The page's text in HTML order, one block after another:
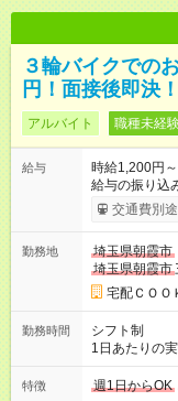
３輪バイクでの
円！面接後即決
アルバイト 職種未経
給与
時給1,200円～
給与の振り込み日
考慮の上、加給・優遇
試用期間の
交通費別
勤務地
埼玉県朝霞市
埼玉県朝霞市
宅配ＣＯＯ
勤務時間
シフト制
1日あたりの
13:00～18:00 8:30
輪バイクでル
特徴 週1日からOK